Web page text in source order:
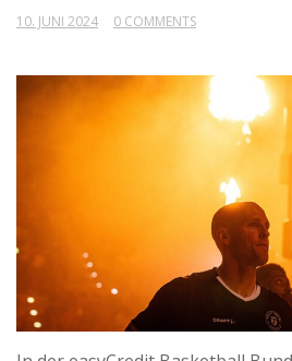
10. JUNI 2024 0 COMMENTS